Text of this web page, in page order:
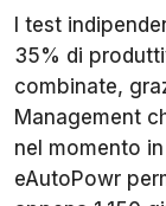
I test
35% di
combinate,
Management
nel momento
eAutoPowr